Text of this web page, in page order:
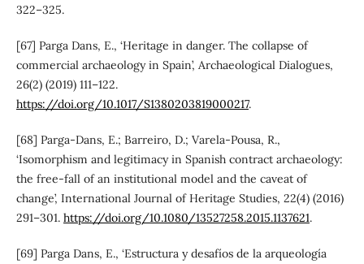
322–325.
[67] Parga Dans, E., ‘Heritage in danger. The collapse of
commercial archaeology in Spain’, Archaeological Dialogues,
26(2) (2019) 111–122.
https://doi.org/10.1017/S1380203819000217.
[68] Parga-Dans, E.; Barreiro, D.; Varela-Pousa, R.,
‘Isomorphism and legitimacy in Spanish contract archaeology:
the free-fall of an institutional model and the caveat of
change’, International Journal of Heritage Studies, 22(4) (2016)
291–301. https://doi.org/10.1080/13527258.2015.1137621.
[69] Parga Dans, E., ‘Estructura y desafíos de la arqueología